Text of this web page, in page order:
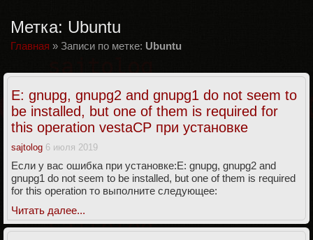
Метка: Ubuntu
Главная » Записи по метке: Ubuntu
E: gnupg, gnupg2 and gnupg1 do not seem to
be installed, but one of them is required for
this operation vestaCP при установке
sajtolog 6 июля 2019
Если у вас ошибка при установке:E: gnupg, gnupg2 and
gnupg1 do not seem to be installed, but one of them is required
for this operation то выполните следующее:
Читать далее...